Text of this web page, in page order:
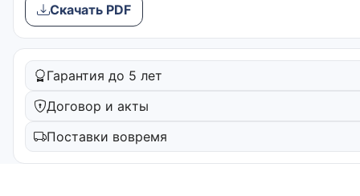
Скачать PDF
Гарантия до 5 лет
Договор и акты
Поставки вовремя